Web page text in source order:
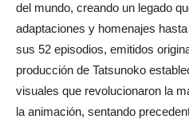
del mundo, creando un legado
adaptaciones y homenajes
sus 52 episodios, emitidos
producción de Tatsunoko
visuales que revolucionaron la
la animación, sentando